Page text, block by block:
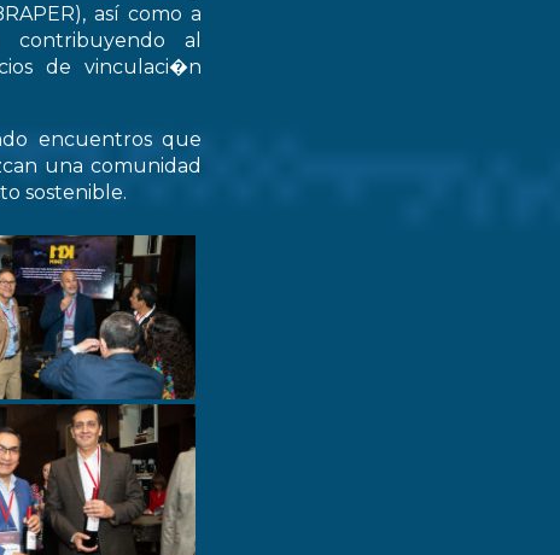
así como a
al
de vinculaci�n
encuentros que
una comunidad
sostenible.